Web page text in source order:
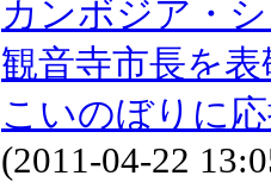
カンボジア・
観音寺市長を
こいのぼりに
(2011-04-22